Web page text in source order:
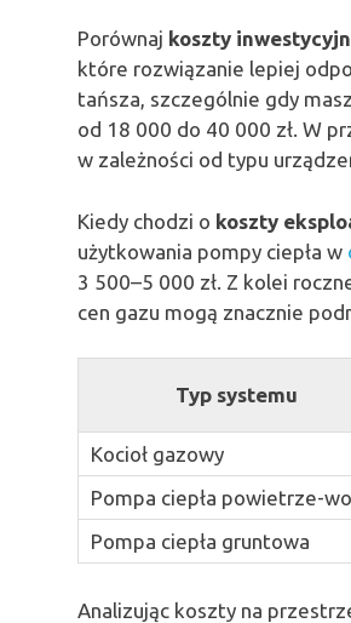
Porównaj koszty
które rozwiązanie lepiej
tańsza, szczególnie gdy
od 18 000 do 40 000 zł. W
w zależności od typu
Kiedy chodzi o koszty
użytkowania pompy ciepła w
3 500–5 000 zł. Z kolei
cen gazu mogą znacznie
Typ systemu
Kocioł gazowy
Pompa ciepła powietrze-
Pompa ciepła gruntowa
Analizując koszty na